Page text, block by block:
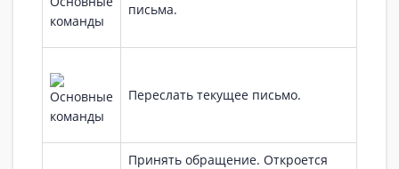
письма.
Переслать текущее письмо.
Принять обращение. Откроется